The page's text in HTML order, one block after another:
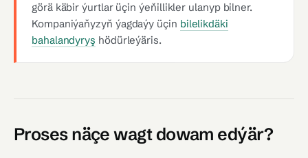
görä käbir ýurtlar üçin ýeňillikler ulanyp bilner.
Kompaniýaňyzyň ýagdaýy üçin bilelikdäki
bahalandyryş hödürleýäris.
Proses näçe wagt dowam edýär?